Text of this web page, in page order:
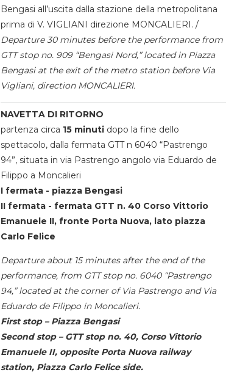
Bengasi all’uscita dalla stazione della metropolitana
prima di V. VIGLIANI direzione MONCALIERI. /
Departure 30 minutes before the performance from
GTT stop no. 909 “Bengasi Nord,” located in Piazza
Bengasi at the exit of the metro station before Via
Vigliani, direction MONCALIERI.
NAVETTA DI RITORNO
partenza circa 15 minuti dopo la fine dello
spettacolo, dalla fermata GTT n 6040 “Pastrengo
94”, situata in via Pastrengo angolo via Eduardo de
Filippo a Moncalieri
I fermata - piazza Bengasi
II fermata - fermata GTT n. 40 Corso Vittorio
Emanuele II, fronte Porta Nuova, lato piazza
Carlo Felice
Departure about 15 minutes after the end of the
performance, from GTT stop no. 6040 “Pastrengo
94,” located at the corner of Via Pastrengo and Via
Eduardo de Filippo in Moncalieri.
First stop – Piazza Bengasi
Second stop – GTT stop no. 40, Corso Vittorio
Emanuele II, opposite Porta Nuova railway
station, Piazza Carlo Felice side.